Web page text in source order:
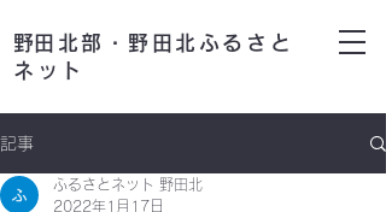
​野田北部・野田北ふるさと
ネット
記事
ふるさとネット 野田北
2022年1月17日